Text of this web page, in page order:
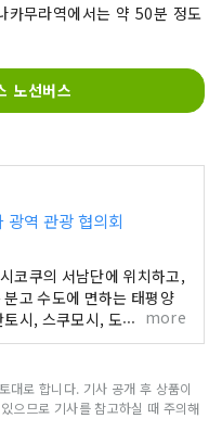
카무라역에서는 약 50분 정도
노선버스
광역 관광 협의회
코쿠의 서남단에 위치하고,
고 수도에 면하는 태평양
시, 스쿠모시, 도사시미즈
치, 삼 하라무라의 3시 2
비롯해 연안을 흐르는 쿠
도 톱의 삼림 면적을 자랑
more
대로 합니다. 기사 공개 후 상품이
으므로 기사를 참고하실 때 주의해